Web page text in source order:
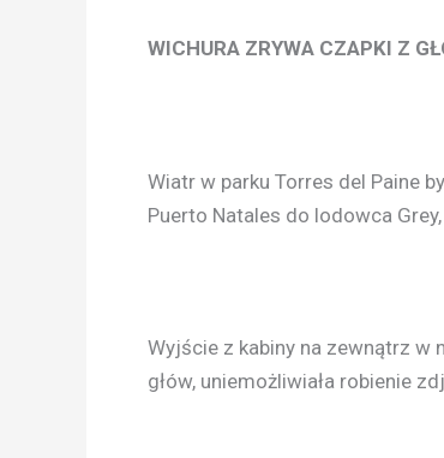
WICHURA ZRYWA CZAPKI Z
Wiatr w parku Torres del Paine
Puerto Natales do lodowca
Wyjście z kabiny na zewnątrz w
głów, uniemożliwiała robienie